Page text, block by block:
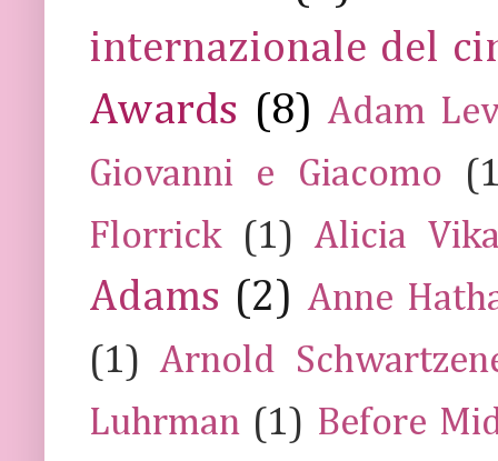
internazionale del
Awards (8) Adam
Giovanni e Giacomo
Florrick
(1) Alicia
Adams (2) Anne
(1) Arnold
Luhrman (1) Before